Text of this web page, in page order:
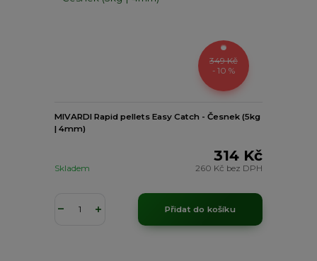
349 Kč
- 10 %
MIVARDI Rapid pellets Easy Catch - Česnek (5kg
| 4mm)
314 Kč
260 Kč bez DPH
Skladem
Přidat do košíku